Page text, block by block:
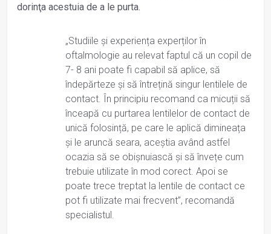
dorinţa acestuia de a le purta.
„Studiile și experiența experților în
oftalmologie au relevat faptul că un copil de
7- 8 ani poate fi capabil să aplice, să
îndepărteze și să întrețină singur lentilele de
contact. În principiu recomand ca micuții să
înceapă cu purtarea lentilelor de contact de
unică folosință, pe care le aplică dimineața
și le aruncă seara, aceștia având astfel
ocazia să se obișnuiască și să învețe cum
trebuie utilizate în mod corect. Apoi se
poate trece treptat la lentile de contact ce
pot fi utilizate mai frecvent”, recomandă
specialistul.